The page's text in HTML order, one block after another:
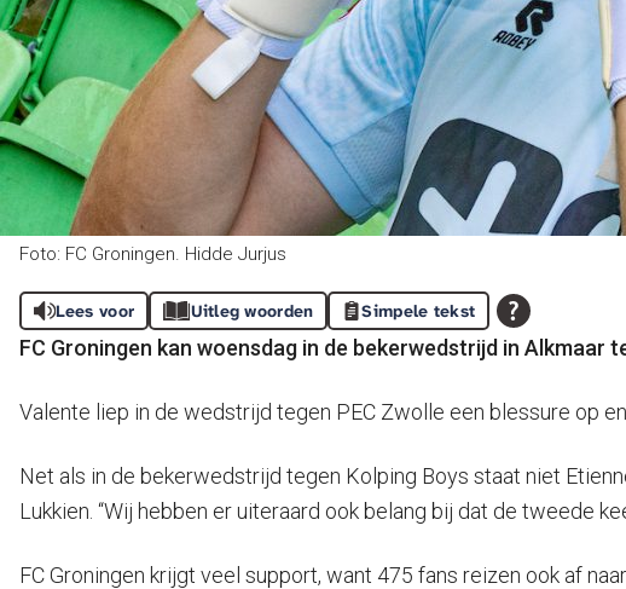
Foto: FC Groningen. Hidde Jurjus
Lees voor Uitleg woorden Simpele tekst
FC Groningen kan woensdag in de bekerwedstrijd in
Valente liep in de wedstrijd tegen PEC Zwolle een blessure op
Net als in de bekerwedstrijd tegen Kolping Boys staat niet
Lukkien. “Wij hebben er uiteraard ook belang bij dat de tweede
FC Groningen krijgt veel support, want 475 fans reizen ook af